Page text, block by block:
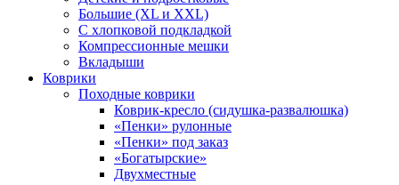
Большие (XL и XXL)
С хлопковой подкладкой
Компрессионные мешки
Вкладыши
Коврики
Походные коврики
Коврик-кресло (сидушка-развалюшка)
«Пенки» рулонные
«Пенки» под заказ
«Богатырские»
Двухместные